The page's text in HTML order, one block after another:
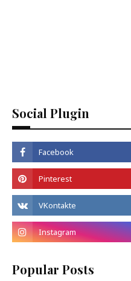
Social Plugin
Popular Posts